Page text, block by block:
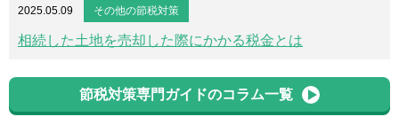
2025.05.09 その他の節税対策
相続した土地を売却した際にかかる税金とは
節税対策専門ガイドのコラム一覧